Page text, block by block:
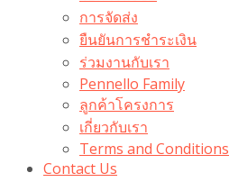
การจัดส่ง
ยืนยันการชำระเงิน
ร่วมงานกับเรา
Pennello Family
ลูกค้าโครงการ
เกี่ยวกับเรา
Terms and Conditions
Contact Us